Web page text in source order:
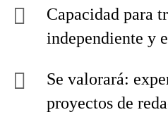
Capacidad para
independiente y
Se valorará:
proyectos de